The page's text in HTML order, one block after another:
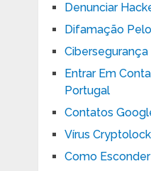
Denunciar
Difamação
Entrar Em
Portugal
Contatos
Vírus
Como